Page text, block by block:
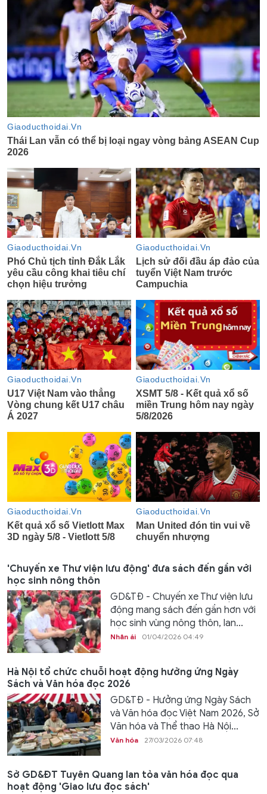
'Chuyến xe Thư viện lưu động' đưa sách đến gần với
học sinh nông thôn
GD&TĐ - Chuyến xe Thư viện lưu
động mang sách đến gần hơn với
học sinh vùng nông thôn, lan...
Nhân ái 01/04/2026 04:49
Hà Nội tổ chức chuỗi hoạt động hưởng ứng Ngày
Sách và Văn hóa đọc 2026
GD&TĐ - Hưởng ứng Ngày Sách
và Văn hóa đọc Việt Nam 2026, Sở
Văn hóa và Thể thao Hà Nội...
Văn hóa 27/03/2026 07:48
Sở GD&ĐT Tuyên Quang lan tỏa văn hóa đọc qua
hoạt động 'Giao lưu đọc sách'